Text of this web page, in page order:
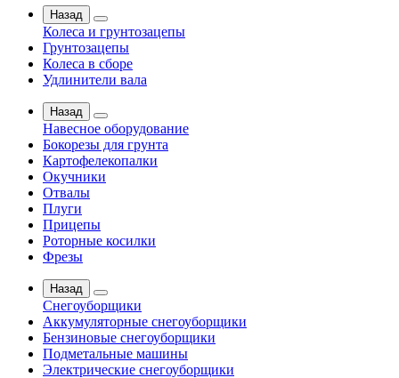
Назад
Колеса и грунтозацепы
Грунтозацепы
Колеса в сборе
Удлинители вала
Назад
Навесное оборудование
Бокорезы для грунта
Картофелекопалки
Окучники
Отвалы
Плуги
Прицепы
Роторные косилки
Фрезы
Назад
Снегоуборщики
Аккумуляторные снегоуборщики
Бензиновые снегоуборщики
Подметальные машины
Электрические снегоуборщики